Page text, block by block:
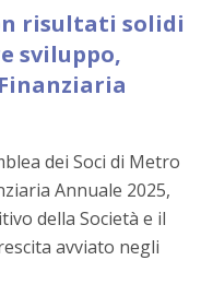
risultati solidi
sviluppo,
dei Soci di Metro
Annuale 2025,
della Società e il
avviato negli